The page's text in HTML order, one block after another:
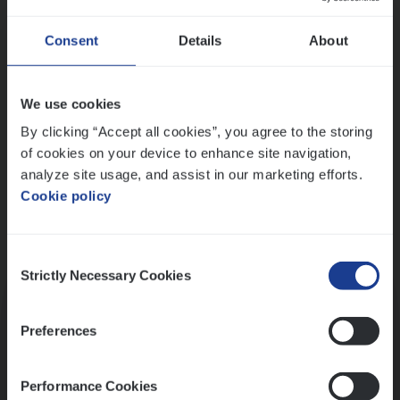
Consent Details About
We use cookies
By clicking “Accept all cookies”, you agree to the storing
of cookies on your device to enhance site navigation,
analyze site usage, and assist in our marketing efforts.
Cookie policy
Selection
Strictly Necessary Cookies
Preferences
Performance Cookies
Ons sollicitatieproces